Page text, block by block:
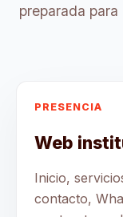
preparada
PRESENCIA
Web
Inicio,
contacto,